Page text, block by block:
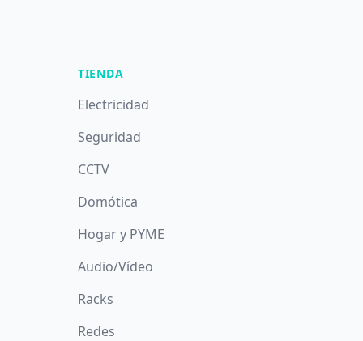
TIENDA
Electricidad
Seguridad
CCTV
Domótica
Hogar y PYME
Audio/Vídeo
Racks
Redes